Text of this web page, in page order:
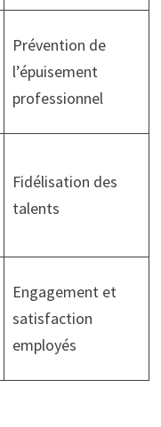
Prévention de
l’épuisement
professionnel
Fidélisation des
talents
Engagement et
satisfaction
employés